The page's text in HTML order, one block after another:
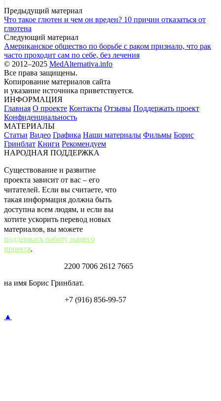
Предыдущий материал
Что такое глютен и чем он вреден? 10 причин отказаться от
глютена
Следующий материал
Американское общество по борьбе с раком признало, что рак
часто проходит сам по себе, без лечения
© 2012–2025 MedAlternativa.info
Все права защищены.
Копирование материалов сайта
и указание источника приветствуется.
ИНФОРМАЦИЯ
Главная О проекте Контакты Отзывы Поддержать проект
Конфиденциальность
МАТЕРИАЛЫ
Статьи Видео Графика Наши материалы Фильмы Борис
Гринблат Книги Рекомендуем
НАРОДНАЯ ПОДДЕРЖКА
Существование и развитие
проекта зависит от вас – его
читателей. Если вы считаете, что
такая информация должна быть
доступна всем людям, и если вы
хотите ускорить перевод новых
материалов, вы можете
поддержать работу нашего
проекта.
2200 7006 2612 7665
на имя Борис Гринблат.
+7 (916) 856-99-57
▲